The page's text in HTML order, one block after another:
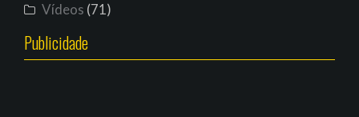
Vídeos (71)
Publicidade